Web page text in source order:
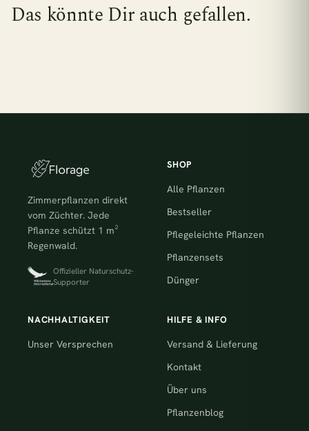
Das könnte Dir auch gefallen.
Zimmerpflanzen direkt
vom Züchter. Jede
Pflanze schützt 1 m²
Regenwald.
Offizieller Naturschutz-
Supporter
SHOP
Alle Pflanzen
Bestseller
Pflegeleichte Pflanzen
Pflanzensets
Dünger
NACHHALTIGKEIT
Unser Versprechen
HILFE & INFO
Versand & Lieferung
Kontakt
Über uns
Pflanzenblog